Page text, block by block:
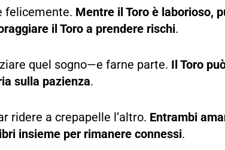
felicemente. Mentre il Toro è laborioso,
il Toro a prendere rischi.
quel sogno—e farne parte. Il Toro
sulla pazienza.
ridere a crepapelle l’altro. Entrambi
insieme per rimanere connessi.